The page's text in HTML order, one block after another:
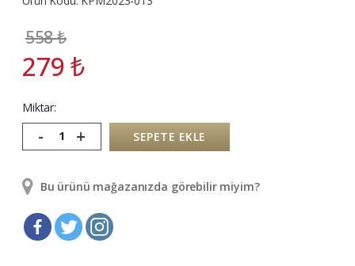
558₺
279₺
Miktar:
- + SEPETE EKLE
Bu ürünü mağazanızda görebilir miyim?